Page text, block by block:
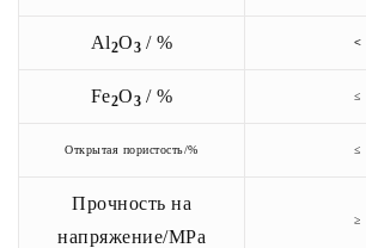
Al2O3 / % <
Fe2O3 / % ≤
Открытая пористость/% ≤
Прочность на
напряжение/MPa
≥